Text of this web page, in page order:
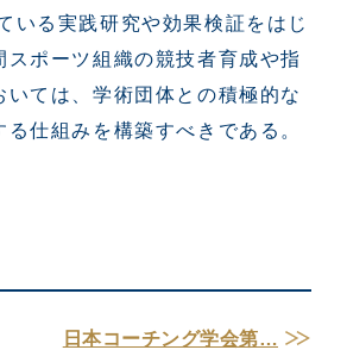
いる実践研究や効果検証をはじ
ポーツ組織の競技者育成や指
ては、学術団体との積極的な
る仕組みを構築すべきである。
日本コーチング学会第…